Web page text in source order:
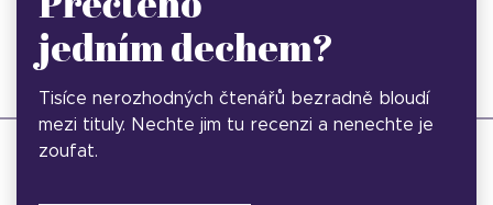
jedním dechem?
Tisíce nerozhodných čtenářů bezradně bloudí
mezi tituly. Nechte jim tu recenzi a nenechte je
zoufat.